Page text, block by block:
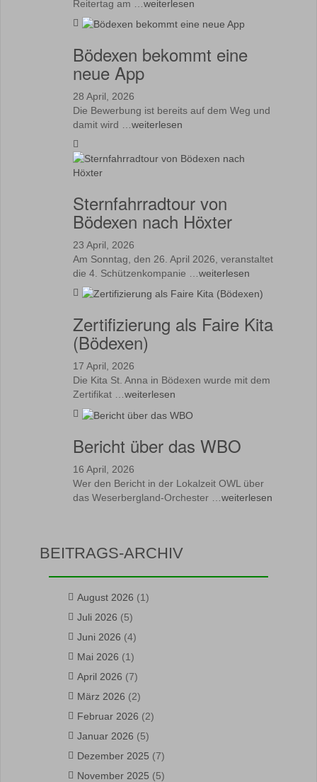
Reitertag am … weiterlesen
Bödexen bekommt eine
neue App
28 April, 2026
Die Bewerbung ist bereits auf dem Weg und
damit wird … weiterlesen
Sternfahrradtour von
Bödexen nach Höxter
23 April, 2026
Am Sonntag, den 26. April 2026, veranstaltet
die 4. Schützenkompanie … weiterlesen
Zertifizierung als Faire Kita
(Bödexen)
17 April, 2026
Die Kita St. Anna in Bödexen wurde mit dem
Zertifikat …weiterlesen
Bericht über das WBO
16 April, 2026
Wer den Bericht in der Lokalzeit OWL über
das Weserbergland-Orchester … weiterlesen
BEITRAGS-ARCHIV
August 2026 (1)
Juli 2026 (5)
Juni 2026 (4)
Mai 2026 (1)
April 2026 (7)
März 2026 (2)
Februar 2026 (2)
Januar 2026 (5)
Dezember 2025 (7)
November 2025 (5)